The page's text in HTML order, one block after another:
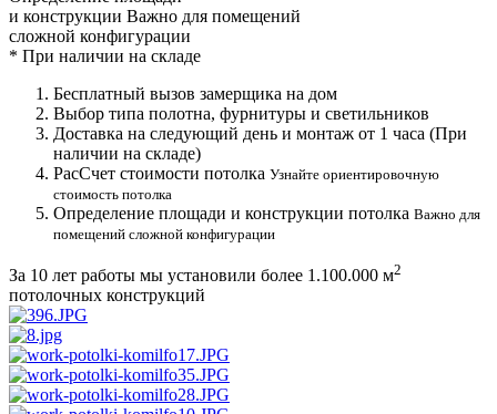
и конструкции Важно для помещений
сложной конфигурации
* При наличии на складе
Бесплатный вызов замерщика на дом
Выбор типа полотна, фурнитуры и светильников
Доставка на следующий день и монтаж от 1 часа (При
наличии на складе)
РасСчет стоимости потолка Узнайте ориентировочную
стоимость потолка
Определение площади и конструкции потолка Важно для
помещений сложной конфигурации
За 10 лет работы мы установили более 1.100.000 м2
потолочных конструкций